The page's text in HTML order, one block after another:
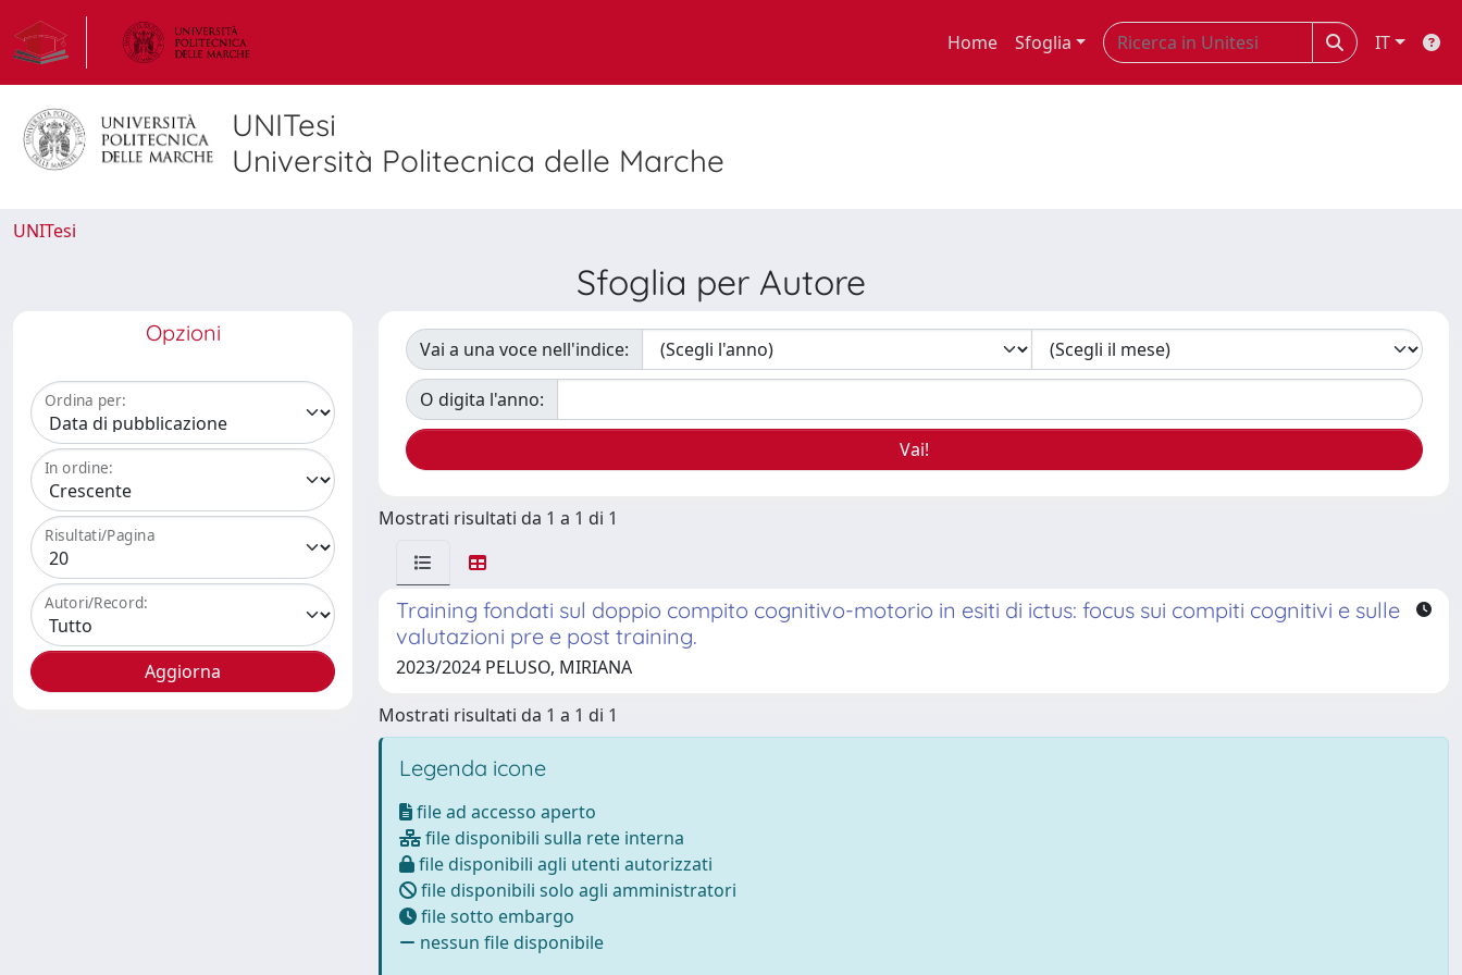
Home Sfoglia IT
UNITesi
Università Politecnica delle Marche
UNITesi
Sfoglia per Autore
Opzioni
Ordina per:
In ordine:
Risultati/Pagina
Autori/Record:
Vai a una voce nell'indice:
O digita l'anno:
Mostrati risultati da 1 a 1 di 1
Training fondati sul doppio compito cognitivo-motorio in esiti di ictus: focus sui compiti cognitivi e sulle
valutazioni pre e post training.
2023/2024 PELUSO, MIRIANA
Mostrati risultati da 1 a 1 di 1
Legenda icone
file ad accesso aperto
file disponibili sulla rete interna
file disponibili agli utenti autorizzati
file disponibili solo agli amministratori
file sotto embargo
nessun file disponibile